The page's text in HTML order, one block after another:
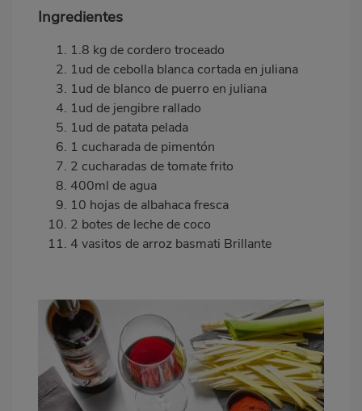
Ingredientes
1.8 kg de cordero troceado
1ud de cebolla blanca cortada en juliana
1ud de blanco de puerro en juliana
1ud de jengibre rallado
1ud de patata pelada
1 cucharada de pimentón
2 cucharadas de tomate frito
400ml de agua
10 hojas de albahaca fresca
2 botes de leche de coco
4 vasitos de arroz basmati Brillante